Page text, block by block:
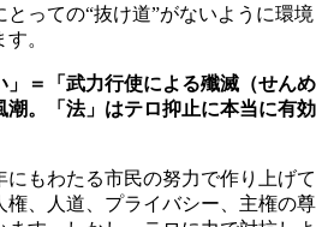
っての“抜け道”がないように環境
。
＝「武力行使による殲滅（せんめ
。「法」はテロ抑止に本当に有効
もわたる市民の努力で作り上げて
権、人道、プライバシー、主権の尊